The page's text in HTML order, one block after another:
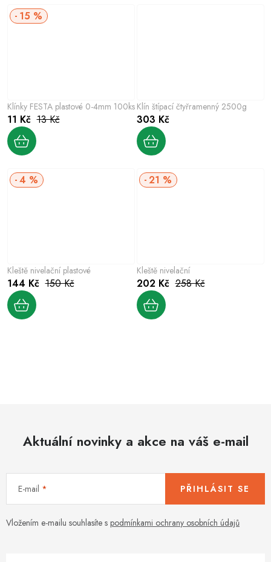
Klínky FESTA plastové 0-4mm 100ks
15 %
11 Kč 13 Kč
Klín štípací čtyřramenný 2500g
303 Kč
Kleště nivelační plastové
4 %
144 Kč 150 Kč
Kleště nivelační
21 %
202 Kč 258 Kč
í
r
v
Aktuální novinky a akce na váš e-mail
E-mail
Vložením e-mailu souhlasíte s podmínkami ochrany osobních údajů
PŘIHLÁSIT SE